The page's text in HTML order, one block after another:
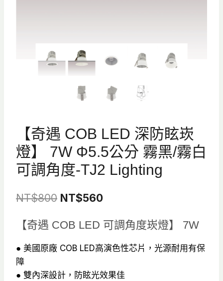
【奇遇 COB LED 深防眩崁
燈】 7W Φ5.5公分 霧黑/霧白
可調角度-TJ2 Lighting
NT$800 原
價
格：
NT$560目
價
格：
【奇遇 COB LED 可調角度崁燈】 7W
● 美國原廠 COB LED高演色性芯片，光源耐用有保
障
● 雙內深設計，防眩光效果佳